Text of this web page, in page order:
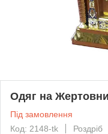
Одяг на
Під замовлення
Код: 2148-tk
Роздріб